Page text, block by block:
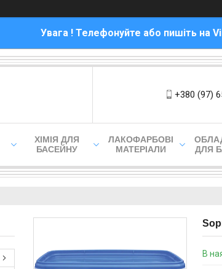
Увага ! Телефонуйте або пишіть на
+380 (97)
ХІМІЯ ДЛЯ
БАСЕЙНУ
ЛАКОФАРБОВІ
МАТЕРІАЛИ
ДЛЯ
В